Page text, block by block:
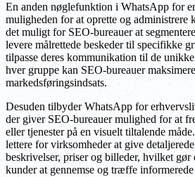
En anden nøglefunktion i WhatsApp for
muligheden for at oprette og administrere
det muligt for SEO-bureauer at
levere målrettede beskeder til specifikke
tilpasse deres kommunikation til de
hver gruppe kan SEO-bureauer
markedsføringsindsats.
Desuden tilbyder WhatsApp for
der giver SEO-bureauer mulighed for at
eller tjenester på en visuelt tiltalende
lettere for virksomheder at give
beskrivelser, priser og billeder, hvilket gør
kunder at gennemse og træffe